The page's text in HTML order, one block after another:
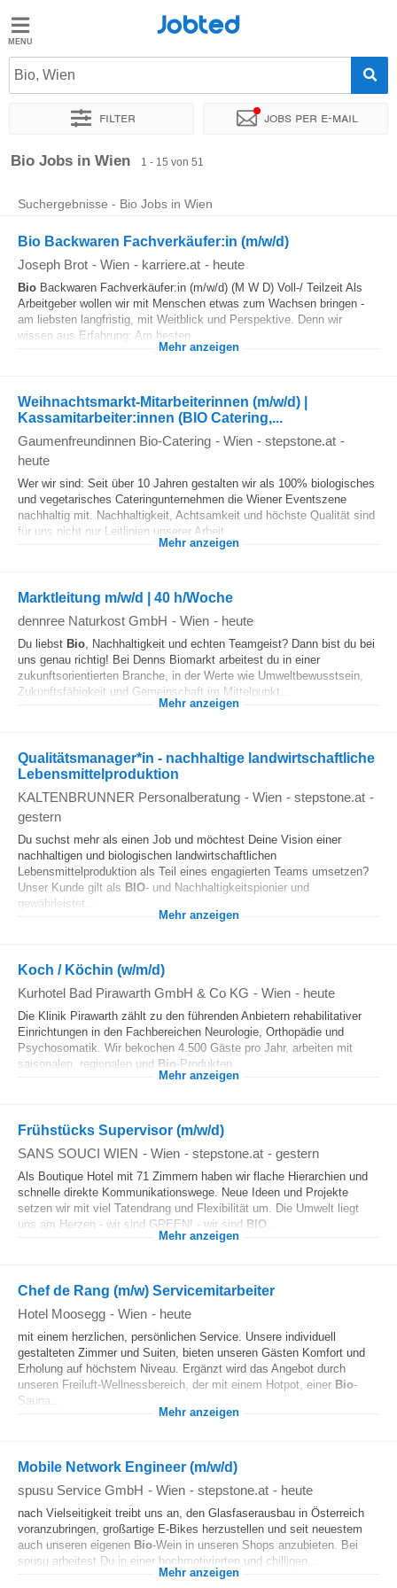
Jobted
Jobs
Jobted
Bio, Wien
Filter Jobs per e-mail
Sortieren nach Genauer Standort
Bio Jobs in Wien 1 - 15 von 51
Suchergebnisse - Bio Jobs in Wien
Bio Backwaren Fachverkäufer:in (m/w/d)
Joseph Brot - Wien - karriere.at - heute
Bio Backwaren Fachverkäufer:in (m/w/d) (M W D) Voll-/ Teilzeit Als
Arbeitgeber wollen wir mit Menschen etwas zum Wachsen bringen -
am liebsten langfristig, mit Weitblick und Perspektive. Denn wir
wissen aus Erfahrung: Am besten...
Mehr anzeigen
Weihnachtsmarkt-Mitarbeiterinnen (m/w/d) |
Kassamitarbeiter:innen (BIO Catering,...
Gaumenfreundinnen Bio-Catering - Wien - stepstone.at -
heute
Wer wir sind: Seit über 10 Jahren gestalten wir als 100% biologisches
und vegetarisches Cateringunternehmen die Wiener Eventszene
nachhaltig mit. Nachhaltigkeit, Achtsamkeit und höchste Qualität sind
für uns nicht nur Leitlinien unserer Arbeit,...
Mehr anzeigen
Marktleitung m/w/d | 40 h/Woche
dennree Naturkost GmbH - Wien - heute
Du liebst Bio, Nachhaltigkeit und echten Teamgeist? Dann bist du bei
uns genau richtig! Bei Denns Biomarkt arbeitest du in einer
zukunftsorientierten Branche, in der Werte wie Umweltbewusstsein,
Zukunftsfähigkeit und Gemeinschaft im Mittelpunkt...
Mehr anzeigen
Qualitätsmanager*in - nachhaltige landwirtschaftliche
Lebensmittelproduktion
KALTENBRUNNER Personalberatung - Wien - stepstone.at -
gestern
Du suchst mehr als einen Job und möchtest Deine Vision einer
nachhaltigen und biologischen landwirtschaftlichen
Lebensmittelproduktion als Teil eines engagierten Teams umsetzen?
Unser Kunde gilt als BIO- und Nachhaltigkeitspionier und
gewährleistet...
Mehr anzeigen
Koch / Köchin (w/m/d)
Kurhotel Bad Pirawarth GmbH & Co KG - Wien - heute
Die Klinik Pirawarth zählt zu den führenden Anbietern rehabilitativer
Einrichtungen in den Fachbereichen Neurologie, Orthopädie und
Psychosomatik. Wir bekochen 4.500 Gäste pro Jahr, arbeiten mit
saisonalen, regionalen und Bio-Produkten...
Mehr anzeigen
Frühstücks Supervisor (m/w/d)
SANS SOUCI WIEN - Wien - stepstone.at - gestern
Als Boutique Hotel mit 71 Zimmern haben wir flache Hierarchien und
schnelle direkte Kommunikationswege. Neue Ideen und Projekte
setzen wir mit viel Tatendrang und Flexibilität um. Die Umwelt liegt
uns am Herzen - wir sind GREEN! - wir sind BIO
Mehr anzeigen
Chef de Rang (m/w) Servicemitarbeiter
Hotel Moosegg - Wien - heute
mit einem herzlichen, persönlichen Service. Unsere individuell
gestalteten Zimmer und Suiten, bieten unseren Gästen Komfort und
Erholung auf höchstem Niveau. Ergänzt wird das Angebot durch
unseren Freiluft-Wellnessbereich, der mit einem Hotpot, einer Bio-
Sauna...
Mehr anzeigen
Mobile Network Engineer (m/w/d)
spusu Service GmbH - Wien - stepstone.at - heute
nach Vielseitigkeit treibt uns an, den Glasfaserausbau in Österreich
voranzubringen, großartige E-Bikes herzustellen und seit neuestem
auch unseren eigenen Bio-Wein in unseren Shops anzubieten. Bei
spusu arbeitest Du in einer hochmotivierten und chilligen...
Mehr anzeigen